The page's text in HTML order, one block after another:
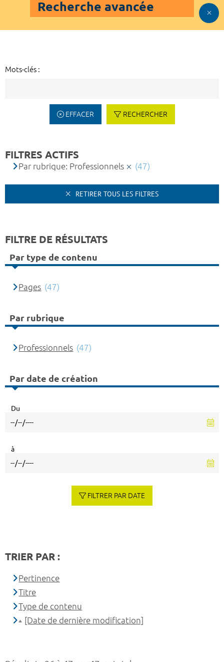
Recherche avancée
Mots-clés :
EFFACER RECHERCHER
FILTRES ACTIFS
Par rubrique: Professionnels (47)
RETIRER TOUS LES FILTRES
FILTRE DE RÉSULTATS
Par type de contenu
Pages (47)
Par rubrique
Professionnels (47)
Par date de création
Du
à
FILTRER PAR DATE
TRIER PAR :
Pertinence
Titre
Type de contenu
[Date de dernière modification]